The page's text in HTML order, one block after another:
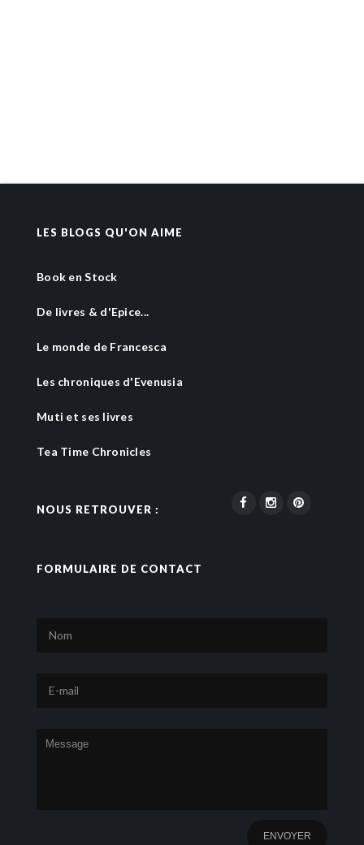
LES BLOGS QU'ON AIME
Book en Stock
De livres & d'Epice...
Le monde de Francesca
Les chroniques d'Evenusia
Muti et ses livres
Tea Time Chronicles
NOUS RETROUVER :
FORMULAIRE DE CONTACT